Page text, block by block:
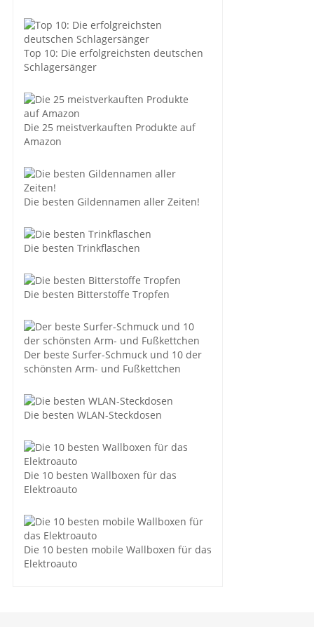
Top 10: Die erfolgreichsten deutschen
Schlagersänger
Die 25 meistverkauften Produkte auf
Amazon
Die besten Gildennamen aller Zeiten!
Die besten Trinkflaschen
Die besten Bitterstoffe Tropfen
Der beste Surfer-Schmuck und 10 der
schönsten Arm- und Fußkettchen
Die besten WLAN-Steckdosen
Die 10 besten Wallboxen für das
Elektroauto
Die 10 besten mobile Wallboxen für das
Elektroauto